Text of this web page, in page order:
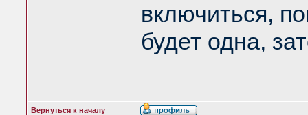
включиться,
будет одна,
Вернуться к началу